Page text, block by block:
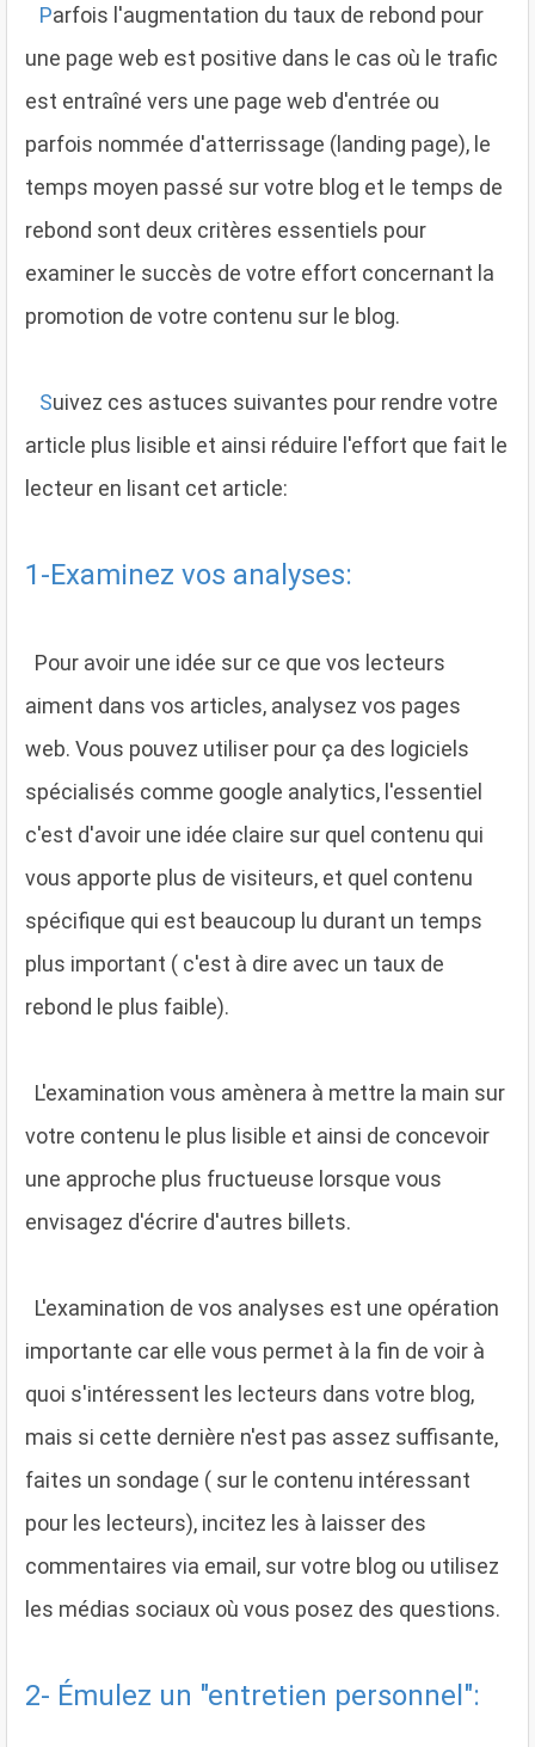
Parfois l'augmentation du taux de rebond pour
une page web est positive dans le cas où le trafic
est entraîné vers une page web d'entrée ou
parfois nommée d'atterrissage (landing page), le
temps moyen passé sur votre blog et le temps de
rebond sont deux critères essentiels pour
examiner le succès de votre effort concernant la
promotion de votre contenu sur le blog.
Suivez ces astuces suivantes pour rendre votre
article plus lisible et ainsi réduire l'effort que fait le
lecteur en lisant cet article:
1-Examinez vos analyses:
Pour avoir une idée sur ce que vos lecteurs
aiment dans vos articles, analysez vos pages
web. Vous pouvez utiliser pour ça des logiciels
spécialisés comme google analytics, l'essentiel
c'est d'avoir une idée claire sur quel contenu qui
vous apporte plus de visiteurs, et quel contenu
spécifique qui est beaucoup lu durant un temps
plus important ( c'est à dire avec un taux de
rebond le plus faible).
L'examination vous amènera à mettre la main sur
votre contenu le plus lisible et ainsi de concevoir
une approche plus fructueuse lorsque vous
envisagez d'écrire d'autres billets.
L'examination de vos analyses est une opération
importante car elle vous permet à la fin de voir à
quoi s'intéressent les lecteurs dans votre blog,
mais si cette dernière n'est pas assez suffisante,
faites un sondage ( sur le contenu intéressant
pour les lecteurs), incitez les à laisser des
commentaires via email, sur votre blog ou utilisez
les médias sociaux où vous posez des questions.
2- Émulez un "entretien personnel":